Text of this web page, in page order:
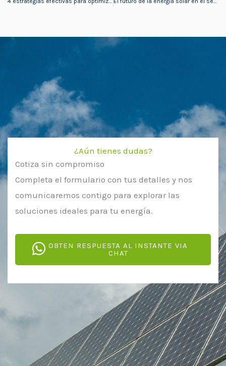
¿Aún tienes dudas?
Cotiza sin compromiso
Completa el formulario con tus detalles y nos
comunicaremos contigo para explorar las
soluciones ideales para tu energía.
OBTEN RESPUESTA AL INSTANTE VIA
CHAT